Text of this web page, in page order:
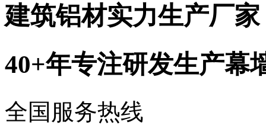
建筑铝材实力生产厂家
40+年专注研发生产幕
全国服务热线